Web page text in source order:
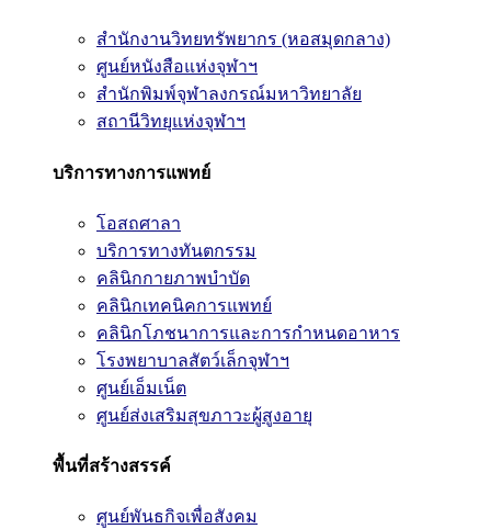
สำนักงานวิทยทรัพยากร (หอสมุดกลาง)
ศูนย์หนังสือแห่งจุฬาฯ
สำนักพิมพ์จุฬาลงกรณ์มหาวิทยาลัย
สถานีวิทยุแห่งจุฬาฯ
บริการทางการแพทย์
โอสถศาลา
บริการทางทันตกรรม
คลินิกกายภาพบำบัด
คลินิกเทคนิคการแพทย์
คลินิกโภชนาการและการกำหนดอาหาร
โรงพยาบาลสัตว์เล็กจุฬาฯ
ศูนย์เอ็มเน็ต
ศูนย์ส่งเสริมสุขภาวะผู้สูงอายุ
พื้นที่สร้างสรรค์
ศูนย์พันธกิจเพื่อสังคม